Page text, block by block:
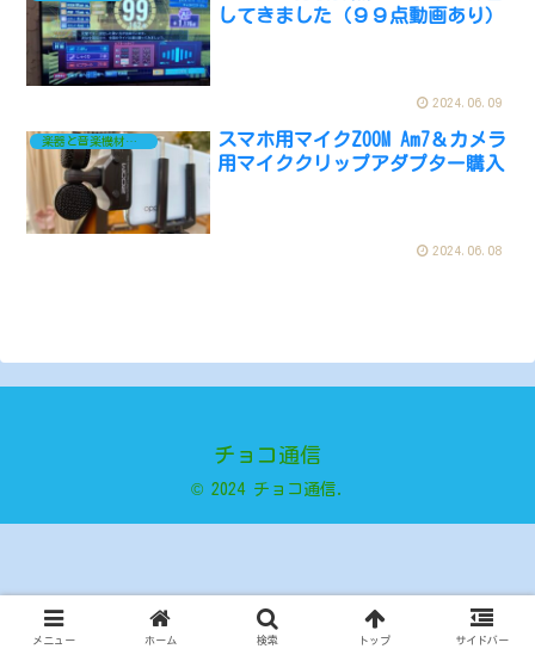
してきました（９９点動画あり）
2024.06.09
楽器と音楽機材ネタ
スマホ用マイクZOOM Am7＆カメラ
用マイククリップアダプター購入
2024.06.08
チョコ通信
© 2024 チョコ通信.
メニュー ホーム 検索 トップ サイドバー